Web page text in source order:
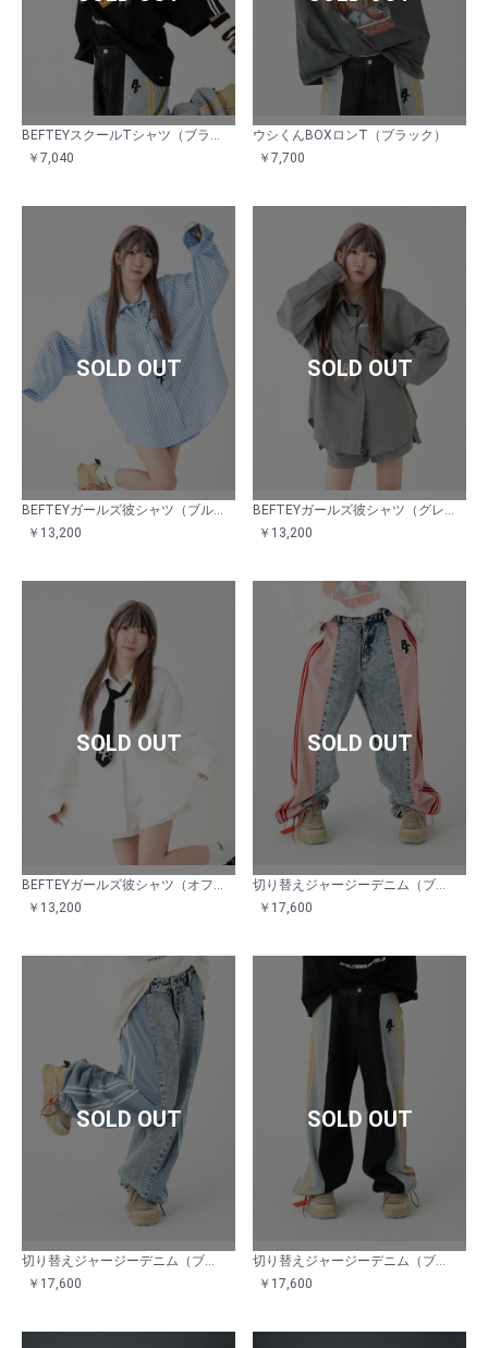
￥7,040
ウシくんBOXロンT（ブラック）
￥7,700
SOLD OUT
BEFTEYガールズ彼シャツ（ブルーストライプ）
￥13,200
SOLD OUT
BEFTEYガールズ彼シャツ（グレー）
￥13,200
SOLD OUT
BEFTEYガールズ彼シャツ（オフホワイト）
￥13,200
SOLD OUT
切り替えジャージーデニム（ブルーピンク）
￥17,600
SOLD OUT
￥17,600
SOLD OUT
￥17,600